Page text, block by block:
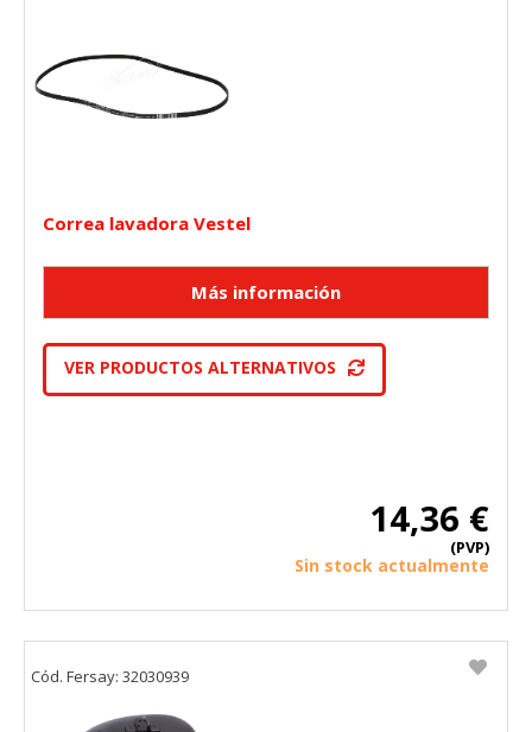
Correa lavadora Vestel
VER PRODUCTOS ALTERNATIVOS
14,36 €
(PVP)
Sin stock actualmente
Cód. Fersay: 32030939